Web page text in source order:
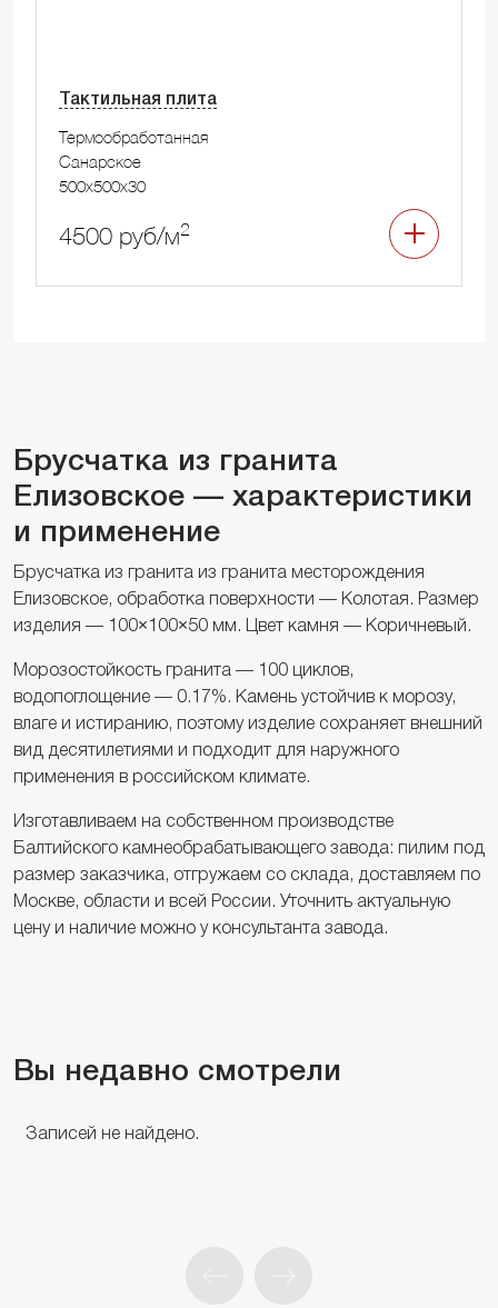
Тактильная плита
Термообработанная
Санарское
500x500x30
4500 руб/м2
Брусчатка из гранита
Елизовское — характеристики
и применение
Брусчатка из гранита из гранита месторождения
Елизовское, обработка поверхности — Колотая. Размер
изделия — 100×100×50 мм. Цвет камня — Коричневый.
Морозостойкость гранита — 100 циклов,
водопоглощение — 0.17%. Камень устойчив к морозу,
влаге и истиранию, поэтому изделие сохраняет внешний
вид десятилетиями и подходит для наружного
применения в российском климате.
Изготавливаем на собственном производстве
Балтийского камнеобрабатывающего завода: пилим под
размер заказчика, отгружаем со склада, доставляем по
Москве, области и всей России. Уточнить актуальную
цену и наличие можно у консультанта завода.
Вы недавно смотрели
Записей не найдено.